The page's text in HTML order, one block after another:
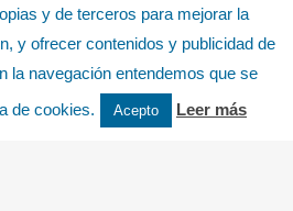
Fondear, S.L.
declinamos toda responsabilidad sobre la
y de terceros para mejorar la
y ofrecer contenidos y publicidad de
la navegación entendemos que se
de cookies.
Acepto Leer más